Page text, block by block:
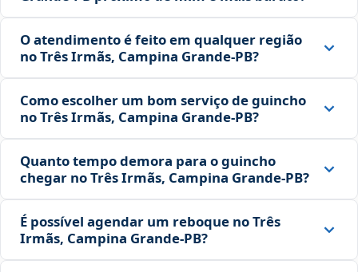
O atendimento é feito em qualquer região
no Três Irmãs, Campina Grande‑PB?
Como escolher um bom serviço de guincho
no Três Irmãs, Campina Grande‑PB?
Quanto tempo demora para o guincho
chegar no Três Irmãs, Campina Grande‑PB?
É possível agendar um reboque no Três
Irmãs, Campina Grande‑PB?